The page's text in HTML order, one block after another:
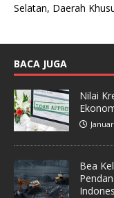
Selatan, Daerah
BACA JUGA
Nilai
Bea